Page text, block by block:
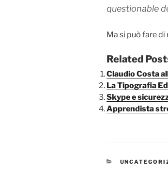
questionable
Ma si può fare
Related
Claudio Costa
La Tipografia
Skype e
Apprendista
CATEGORIE